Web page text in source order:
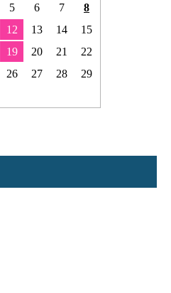
5 6 7
8
12 13 14
15
19 20 21
22
26 27 28
29